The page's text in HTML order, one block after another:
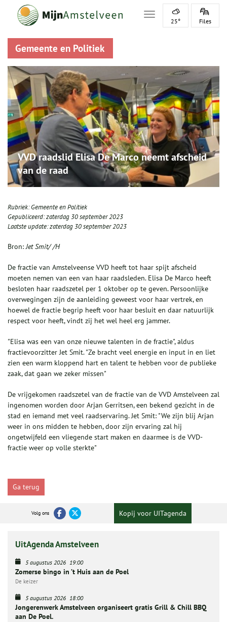
Toggle navigation
25° Files
Gemeente en Politiek
VVD raadslid Elisa De Marco neemt afscheid
van de raad
Rubriek:Gemeente en Politiek
Gepubliceerd:zaterdag 30 september 2023
Laatste update:zaterdag 30 september 2023
Bron:Jet Smit/ /H
De fractie van Amstelveense VVD heeft tot haar spijt afscheid
moeten nemen van een van haar raadsleden. Elisa De Marco heeft
besloten haar raadszetel per 1 oktober op te geven. Persoonlijke
overwegingen zijn de aanleiding geweest voor haar vertrek, en
hoewel de fractie begrip heeft voor haar besluit en daar natuurlijk
respect voor heeft, vindt zij het wel heel erg jammer.
"Elisa was een van onze nieuwe talenten in de fractie", aldus
fractievoorzitter Jet Smit. "Ze bracht veel energie en input in en liet
zien een warm kloppend hart en talent te hebben voor de publieke
zaak, dat gaan we zeker missen"
De vrijgekomen raadszetel van de fractie van de VVD Amstelveen zal
ingenomen worden door Arjan Gerritsen, een bekend gezicht in de
stad en iemand met veel raadservaring. Jet Smit: "We zijn blij Arjan
weer in ons midden te hebben, door zijn ervaring zal hij
ongetwijfeld een vliegende start maken en daarmee is de VVD-
fractie weer op volle sterkte"
Ga terug
Volg ons Kopij voor UITagenda
UitAgenda Amstelveen
5 augustus 2026 19:00
Zomerse bingo in ’t Huis aan de Poel
De keizer
5 augustus 2026 18:00
Jongerenwerk Amstelveen organiseert gratis Grill & Chill BBQ
aan De Poel.